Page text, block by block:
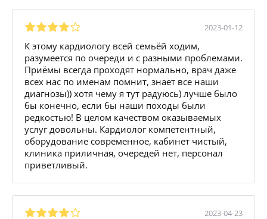
2023-01-12
К этому кардиологу всей семьёй ходим,
разумеется по очереди и с разными проблемами.
Приёмы всегда проходят нормально, врач даже
всех нас по именам помнит, знает все наши
диагнозы)) хотя чему я тут радуюсь) лучше было
бы конечно, если бы наши походы были
редкостью! В целом качеством оказываемых
услуг довольны. Кардиолог компетентный,
оборудование современное, кабинет чистый,
клиника приличная, очередей нет, персонал
приветливый.
2023-04-23